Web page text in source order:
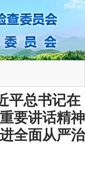
平总书记在
要讲话精神
全面从严治